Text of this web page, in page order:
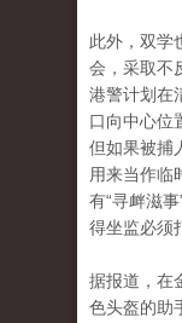
此外，双学
会，采取不
港警计划在
口向中心位
但如果被捕
用来当作临
有“寻衅滋
得坐监必须
据报道，在
色头盔的助